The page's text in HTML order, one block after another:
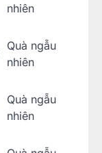
nhiên
Quà ngẫu
nhiên
Quà ngẫu
nhiên